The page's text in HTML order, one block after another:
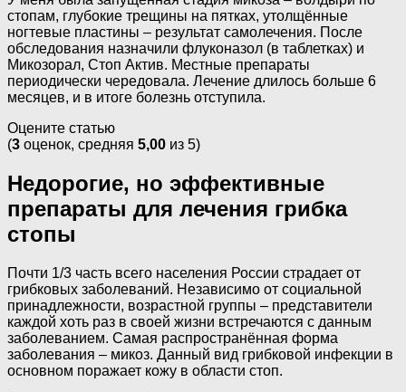
стопам, глубокие трещины на пятках, утолщённые
ногтевые пластины – результат самолечения. После
обследования назначили флуконазол (в таблетках) и
Микозорал, Стоп Актив. Местные препараты
периодически чередовала. Лечение длилось больше 6
месяцев, и в итоге болезнь отступила.
Оцените статью
(3 оценок, средняя 5,00 из 5)
Недорогие, но эффективные
препараты для лечения грибка
стопы
Почти 1/3 часть всего населения России страдает от
грибковых заболеваний. Независимо от социальной
принадлежности, возрастной группы – представители
каждой хоть раз в своей жизни встречаются с данным
заболеванием. Самая распространённая форма
заболевания – микоз. Данный вид грибковой инфекции в
основном поражает кожу в области стоп.